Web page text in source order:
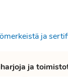
ja
ja